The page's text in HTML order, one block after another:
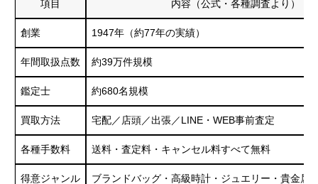
項目 内容（公式・各種調査より）
創業 1947年（約77年の実績）
年間取扱点数 約39万件規模
鑑定士 約680名規模
買取方法 宅配／店頭／出張／LINE・WEB事前査定
各種手数料 送料・査定料・キャンセル料すべて無料
得意ジャンル ブランドバッグ・高級時計・ジュエリー・貴金属